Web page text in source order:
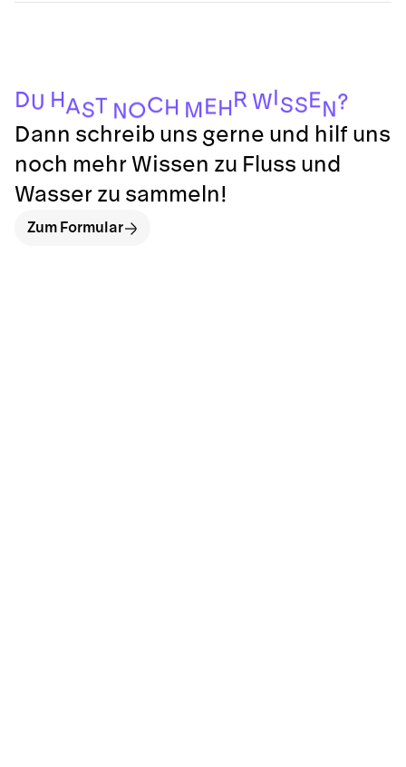
DU H AST NOC H M EH R WISS EN?
Dann schreib uns gerne und hilf uns
noch mehr Wissen zu Fluss und
Wasser zu sammeln!
Zum Formular